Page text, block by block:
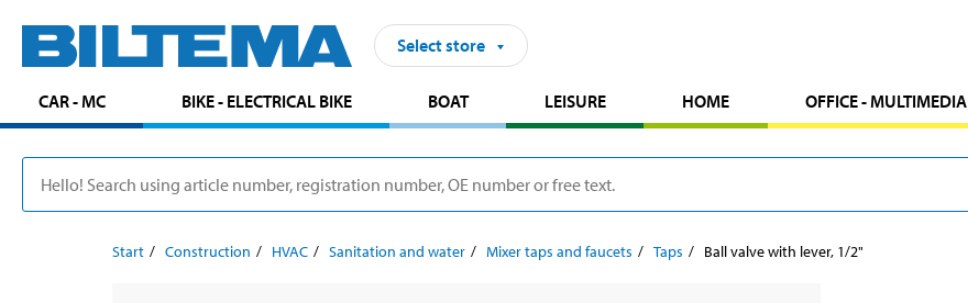
Select store
CAR - MC BIKE - ELECTRICAL BIKE BOAT LEISURE HOME OFFICE - MULTIMEDIA
Start Construction HVAC Sanitation and water Mixer taps and faucets Taps Ball valve with lever, 1/2"